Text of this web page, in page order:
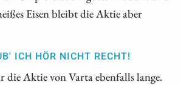
Eisen bleibt die Aktie aber
ICH HÖR NICHT RECHT!
die Aktie von Varta ebenfalls lange.